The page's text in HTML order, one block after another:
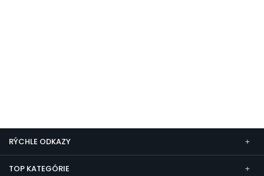
RÝCHLE ODKAZY
TOP KATEGÓRIE